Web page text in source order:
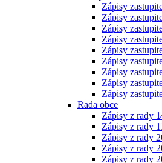
Zápisy
Zápisy
Zápisy
Zápisy
Zápisy
Zápisy
Zápisy
Zápisy
Zápisy
Rada obce
Zápisy z rady
Zápisy z rady
Zápisy z rady
Zápisy z rady
Zápisy z rady